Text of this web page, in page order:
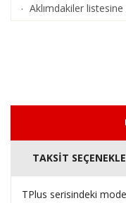
· Aklımdakiler listesine
TAKSİT
TPlus serisindeki